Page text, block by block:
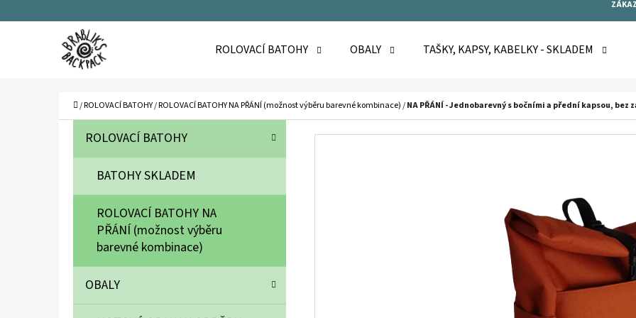
ROLOVACÍ BATOHY OBALY TAŠKY, KAPSY, KABELKY - SKLADEM
Domů
/ROLOVACÍ BATOHY/ROLOVACÍ BATOHY NA PŘÁNÍ (možnost výběru barevné kombinace)/NA PŘÁNÍ - Jednobarevný s bočními a přední kapsou, bez
Přeskočit
kategorie
K
T
G
ROLOVACÍ BATOHY
BATOHY SKLADEM
ROLOVACÍ BATOHY NA
PŘÁNÍ (možnost výběru
barevné kombinace)
OBALY
Zpět
Zpět